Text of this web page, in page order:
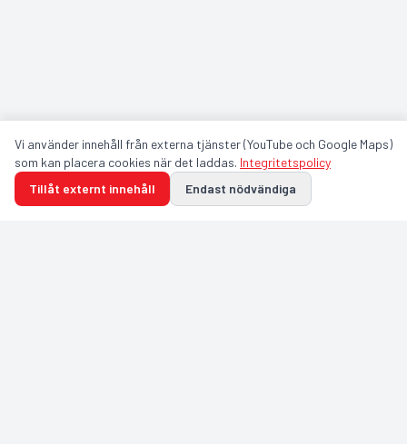
Vi använder innehåll från externa tjänster (YouTube och Google Maps)
som kan placera cookies när det laddas. Integritetspolicy
Tillåt externt innehåll
Endast nödvändiga